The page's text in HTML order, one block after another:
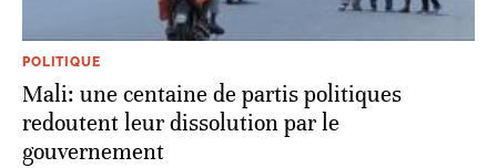
POLITIQUE
Mali: une centaine de partis politiques
redoutent leur dissolution par le
gouvernement